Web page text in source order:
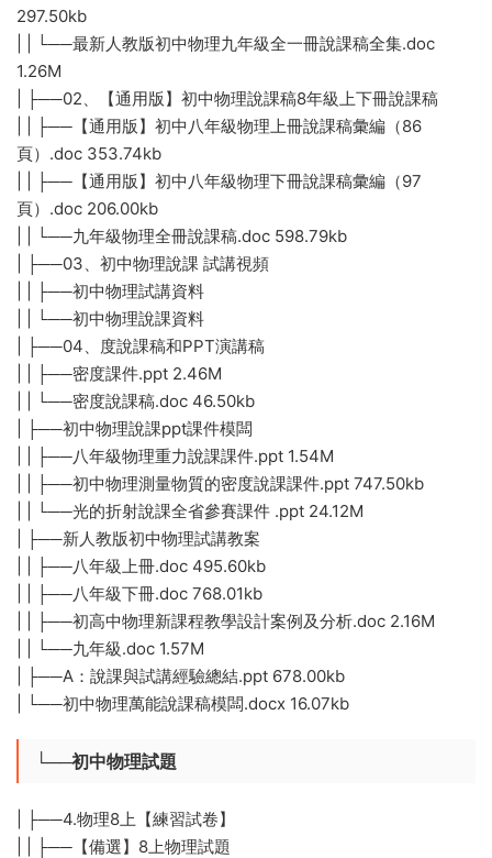
297.50kb
| | └──最新人教版初中物理九年級全一冊說課稿全集.doc
1.26M
| ├──02、【通用版】初中物理說課稿8年級上下冊說課稿
| | ├──【通用版】初中八年級物理上冊說課稿彙編（86
頁）.doc 353.74kb
| | ├──【通用版】初中八年級物理下冊說課稿彙編（97
頁）.doc 206.00kb
| | └──九年級物理全冊說課稿.doc 598.79kb
| ├──03、初中物理說課 試講視頻
| | ├──初中物理試講資料
| | └──初中物理說課資料
| ├──04、度說課稿和PPT演講稿
| | ├──密度課件.ppt 2.46M
| | └──密度說課稿.doc 46.50kb
| ├──初中物理說課ppt課件模闆
| | ├──八年級物理重力說課課件.ppt 1.54M
| | ├──初中物理測量物質的密度說課課件.ppt 747.50kb
| | └──光的折射說課全省參賽課件 .ppt 24.12M
| ├──新人教版初中物理試講教案
| | ├──八年級上冊.doc 495.60kb
| | ├──八年級下冊.doc 768.01kb
| | ├──初高中物理新課程教學設計案例及分析.doc 2.16M
| | └──九年級.doc 1.57M
| ├──A：說課與試講經驗總結.ppt 678.00kb
| └──初中物理萬能說課稿模闆.docx 16.07kb
└──初中物理試題
| ├──4.物理8上【練習試卷】
| | ├──【備選】8上物理試題